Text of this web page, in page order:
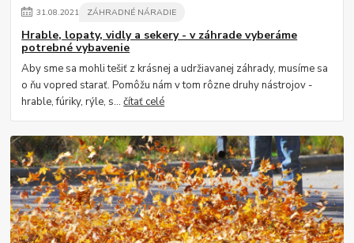
31.08.2021 ZÁHRADNÉ NÁRADIE
Hrable, lopaty, vidly a sekery - v záhrade vyberáme
potrebné vybavenie
Aby sme sa mohli tešiť z krásnej a udržiavanej záhrady, musíme sa
o ňu vopred starať. Pomôžu nám v tom rôzne druhy nástrojov -
hrable, fúriky, rýle, s...čítať celé